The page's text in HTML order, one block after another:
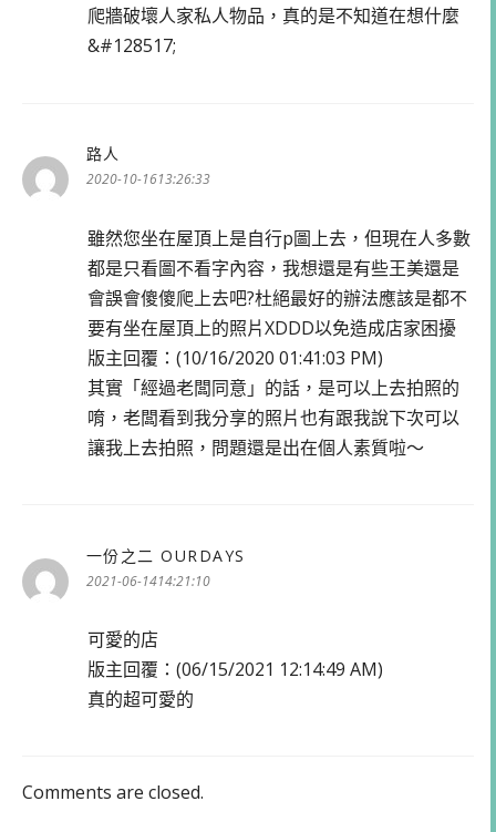
爬牆破壞人家私人物品，真的是不知道在想什麼
&#128517;
路人
示:
2020-10-1613:26:33
雖然您坐在屋頂上是自行p圖上去，但現在人多數
都是只看圖不看字內容，我想還是有些王美還是
會誤會傻傻爬上去吧?杜絕最好的辦法應該是都不
要有坐在屋頂上的照片XDDD以免造成店家困擾
版主回覆：(10/16/2020 01:41:03 PM)
其實「經過老闆同意」的話，是可以上去拍照的
唷，老闆看到我分享的照片也有跟我說下次可以
讓我上去拍照，問題還是出在個人素質啦～
一份之二 OURDAYS
2021-06-1414:21:10
可愛的店
版主回覆：(06/15/2021 12:14:49 AM)
真的超可愛的
Comments are closed.